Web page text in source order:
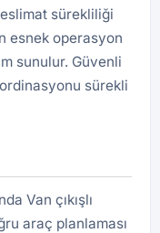
sürekliliği
esnek operasyon
sunulur. Güvenli
sürekli
Van çıkışlı
araç planlaması